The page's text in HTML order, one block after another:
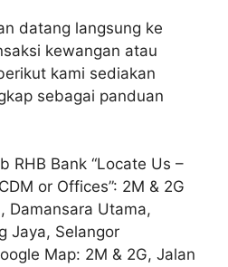
datang langsung ke
kewangan atau
kami sediakan
sebagai panduan
RHB Bank “Locate Us –
or Offices”: 2M & 2G
Damansara Utama,
Jaya, Selangor
Map: 2M & 2G, Jalan